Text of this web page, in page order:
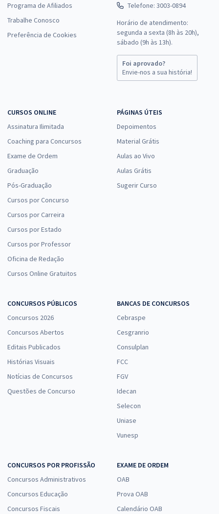
Programa de Afiliados
Trabalhe Conosco
Preferência de Cookies
Telefone: 3003-0894
Horário de atendimento:
segunda a sexta (8h às 20h),
sábado (9h às 13h).
Foi aprovado?
Envie-nos a sua história!
CURSOS ONLINE
Assinatura Ilimitada
Coaching para Concursos
Exame de Ordem
Graduação
Pós-Graduação
Cursos por Concurso
Cursos por Carreira
Cursos por Estado
Cursos por Professor
Oficina de Redação
Cursos Online Gratuitos
PÁGINAS ÚTEIS
Depoimentos
Material Grátis
Aulas ao Vivo
Aulas Grátis
Sugerir Curso
CONCURSOS PÚBLICOS
Concursos 2026
Concursos Abertos
Editais Publicados
Histórias Visuais
Notícias de Concursos
Questões de Concurso
BANCAS DE CONCURSOS
Cebraspe
Cesgranrio
Consulplan
FCC
FGV
Idecan
Selecon
Uniase
Vunesp
CONCURSOS POR PROFISSÃO
Concursos Administrativos
Concursos Educação
Concursos Fiscais
EXAME DE ORDEM
OAB
Prova OAB
Calendário OAB